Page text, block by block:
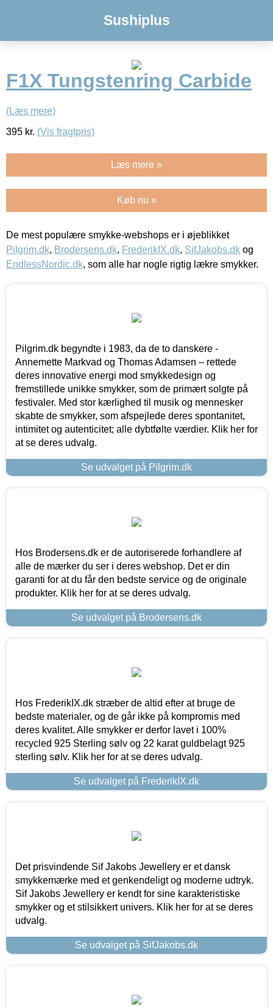
Sushiplus
F1X Tungstenring Carbide
(Læs mere)
395 kr. (Vis fragtpris)
Læs mere »
Køb nu »
De mest populære smykke-webshops er i øjeblikket
Pilgrim.dk, Brodersens.dk, FrederikIX.dk, SifJakobs.dk og
EndlessNordic.dk, som alle har nogle rigtig lækre smykker.
Pilgrim.dk begyndte i 1983, da de to danskere -
Annemette Markvad og Thomas Adamsen – rettede
deres innovative energi mod smykkedesign og
fremstillede unikke smykker, som de primært solgte på
festivaler. Med stor kærlighed til musik og mennesker
skabte de smykker, som afspejlede deres spontanitet,
intimitet og autenticitet; alle dybtfølte værdier. Klik her for
at se deres udvalg.
Se udvalget på Pilgrim.dk
Hos Brodersens.dk er de autoriserede forhandlere af
alle de mærker du ser i deres webshop. Det er din
garanti for at du får den bedste service og de originale
produkter. Klik her for at se deres udvalg.
Se udvalget på Brodersens.dk
Hos FrederikIX.dk stræber de altid efter at bruge de
bedste materialer, og de går ikke på kompromis med
deres kvalitet. Alle smykker er derfor lavet i 100%
recycled 925 Sterling sølv og 22 karat guldbelagt 925
sterling sølv. Klik her for at se deres udvalg.
Se udvalget på FrederikIX.dk
Det prisvindende Sif Jakobs Jewellery er et dansk
smykkemærke med et genkendeligt og moderne udtryk.
Sif Jakobs Jewellery er kendt for sine karakteristiske
smykker og et stilsikkert univers. Klik her for at se deres
udvalg.
Se udvalget på SifJakobs.dk